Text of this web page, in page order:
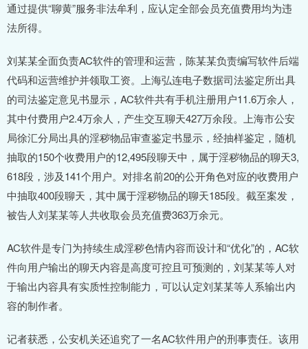
通过提供“聊黄”服务非法牟利，应认定全部会员充值费用均为违
法所得。
刘某某全面负责AC软件的管理和运营，陈某某负责编写软件后端
代码和运营维护并领取工资。上海弘连电子数据司法鉴定所出具
的司法鉴定意见书显示，AC软件共有手机注册用户11.6万余人，
其中付费用户2.4万余人，产生交互聊天427万余段。上海市公安
局徐汇分局出具的淫秽物品审查鉴定书显示，经抽样鉴定，随机
抽取的150个收费用户的12,495段聊天中，属于淫秽物品的聊天3,
618段，涉及141个用户。对排名前20的公开角色对应的收费用户
中抽取400段聊天，其中属于淫秽物品的聊天185段。截至案发，
被告人刘某某等人共收取会员充值费363万余元。
AC软件是专门为持续生成淫秽色情内容而设计和“优化”的，AC软
件向用户输出的聊天内容是高度可控且可预测的，刘某某等人对
于输出内容具有实质性控制能力，可以认定刘某某等人系输出内
容的制作者。
记者获悉，公安机关还追究了一名AC软件用户的刑事责任。该用